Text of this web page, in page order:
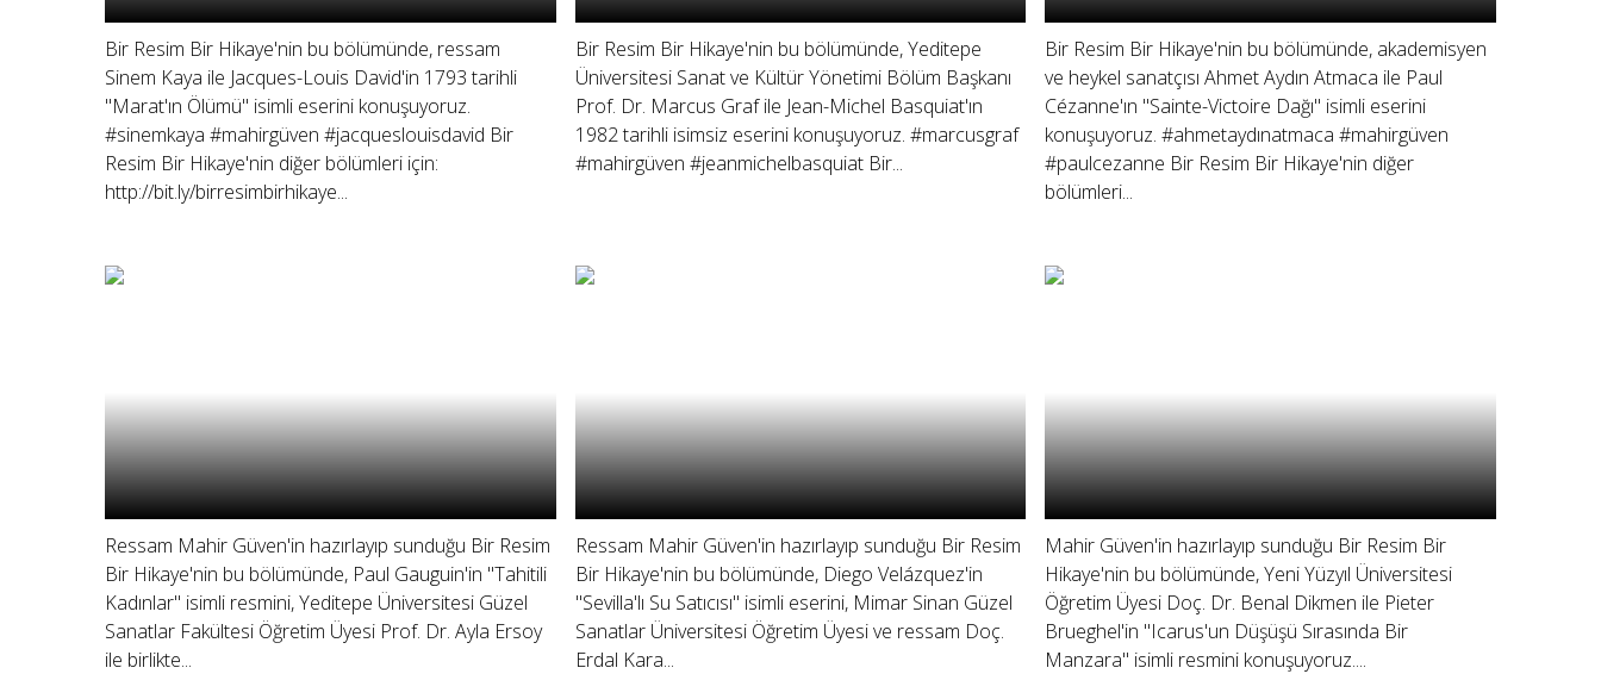
Bir Resim Bir Hikaye'nin bu bölümünde, ressam
Sinem Kaya ile Jacques-Louis David'in 1793 tarihli
"Marat'ın Ölümü" isimli eserini konuşuyoruz.
#sinemkaya #mahirgüven #jacqueslouisdavid Bir
Resim Bir Hikaye'nin diğer bölümleri için:
http://bit.ly/birresimbirhikaye...
Bir Resim Bir Hikaye'nin bu bölümünde, Yeditepe
Üniversitesi Sanat ve Kültür Yönetimi Bölüm Başkanı
Prof. Dr. Marcus Graf ile Jean-Michel Basquiat'ın
1982 tarihli isimsiz eserini konuşuyoruz. #marcusgraf
#mahirgüven #jeanmichelbasquiat Bir...
Bir Resim Bir Hikaye'nin bu bölümünde, akademisyen
ve heykel sanatçısı Ahmet Aydın Atmaca ile Paul
Cézanne'ın "Sainte-Victoire Dağı" isimli eserini
konuşuyoruz. #ahmetaydınatmaca #mahirgüven
#paulcezanne Bir Resim Bir Hikaye'nin diğer
bölümleri...
Ressam Mahir Güven'in hazırlayıp sunduğu Bir Resim
Bir Hikaye'nin bu bölümünde, Paul Gauguin'in "Tahitili
Kadınlar" isimli resmini, Yeditepe Üniversitesi Güzel
Sanatlar Fakültesi Öğretim Üyesi Prof. Dr. Ayla Ersoy
ile birlikte...
Ressam Mahir Güven'in hazırlayıp sunduğu Bir Resim
Bir Hikaye'nin bu bölümünde, Diego Velázquez'in
"Sevilla'lı Su Satıcısı" isimli eserini, Mimar Sinan Güzel
Sanatlar Üniversitesi Öğretim Üyesi ve ressam Doç.
Erdal Kara...
Mahir Güven'in hazırlayıp sunduğu Bir Resim Bir
Hikaye'nin bu bölümünde, Yeni Yüzyıl Üniversitesi
Öğretim Üyesi Doç. Dr. Benal Dikmen ile Pieter
Brueghel'in "Icarus'un Düşüşü Sırasında Bir
Manzara" isimli resmini konuşuyoruz....